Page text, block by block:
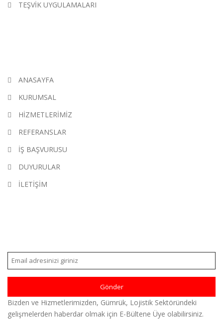
TEŞVİK UYGULAMALARI
ANASAYFA
KURUMSAL
HİZMETLERİMİZ
REFERANSLAR
İŞ BAŞVURUSU
DUYURULAR
İLETİŞİM
Bizden ve Hizmetlerimizden, Gümrük, Lojistik Sektöründeki
gelişmelerden haberdar olmak için E-Bültene Üye olabilirsiniz.